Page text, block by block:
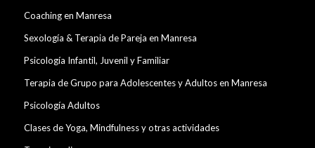
Coaching en Manresa
Sexología & Terapia de Pareja en Manresa
Psicología Infantil, Juvenil y Familiar
Terapia de Grupo para Adolescentes y Adultos en Manresa
Psicología Adultos
Clases de Yoga, Mindfulness y otras actividades